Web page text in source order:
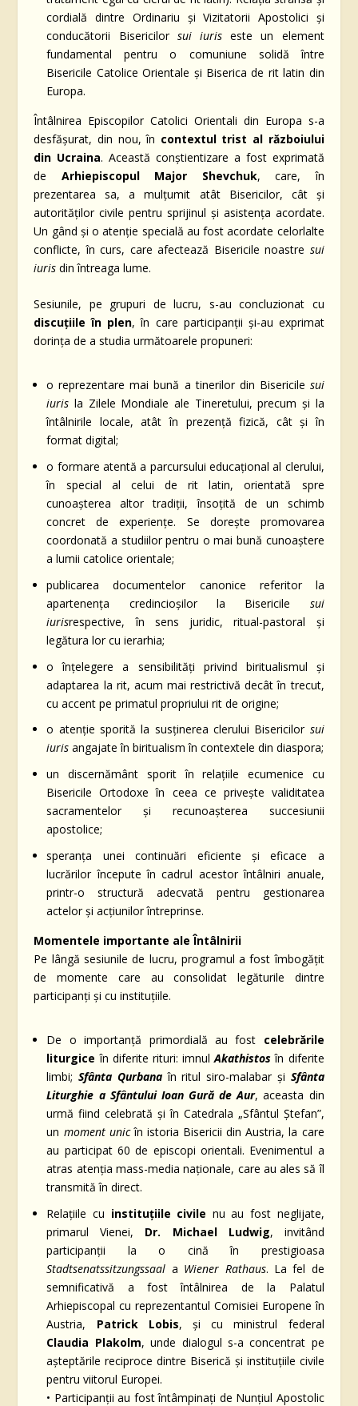
cordială dintre Ordinariu și Vizitatorii Apostolici și
conducătorii Bisericilor sui iuris este un element
fundamental pentru o comuniune solidă între
Bisericile Catolice Orientale și Biserica de rit latin din
Europa.
Întâlnirea Episcopilor Catolici Orientali din Europa s-a
desfășurat, din nou, în contextul trist al războiului
din Ucraina. Această conștientizare a fost exprimată
de Arhiepiscopul Major Shevchuk, care, în
prezentarea sa, a mulțumit atât Bisericilor, cât și
autorităților civile pentru sprijinul și asistența acordate.
Un gând și o atenție specială au fost acordate celorlalte
conflicte, în curs, care afectează Bisericile noastre sui
iuris din întreaga lume.
Sesiunile, pe grupuri de lucru, s-au concluzionat cu
discuțiile în plen, în care participanții și-au exprimat
dorința de a studia următoarele propuneri:
o reprezentare mai bună a tinerilor din Bisericile sui
iuris la Zilele Mondiale ale Tineretului, precum și la
întâlnirile locale, atât în prezență fizică, cât și în
format digital;
o formare atentă a parcursului educațional al clerului,
în special al celui de rit latin, orientată spre
cunoașterea altor tradiții, însoțită de un schimb
concret de experiențe. Se dorește promovarea
coordonată a studiilor pentru o mai bună cunoaștere
a lumii catolice orientale;
publicarea documentelor canonice referitor la
apartenența credincioșilor la Bisericile sui
iurisrespective, în sens juridic, ritual-pastoral și
legătura lor cu ierarhia;
o înțelegere a sensibilități privind biritualismul și
adaptarea la rit, acum mai restrictivă decât în trecut,
cu accent pe primatul propriului rit de origine;
o atenție sporită la susținerea clerului Bisericilor sui
iuris angajate în biritualism în contextele din diaspora;
un discernământ sporit în relațiile ecumenice cu
Bisericile Ortodoxe în ceea ce privește validitatea
sacramentelor și recunoașterea succesiunii
apostolice;
speranța unei continuări eficiente și eficace a
lucrărilor începute în cadrul acestor întâlniri anuale,
printr-o structură adecvată pentru gestionarea
actelor și acțiunilor întreprinse.
Momentele importante ale Întâlnirii
Pe lângă sesiunile de lucru, programul a fost îmbogățit
de momente care au consolidat legăturile dintre
participanți și cu instituțiile.
De o importanță primordială au fost celebrările
liturgice în diferite rituri: imnulAkathistosîn diferite
limbi;Sfânta Qurbanaîn ritul siro-malabar și Sfânta
Liturghie a Sfântului Ioan Gură de Aur, aceasta din
urmă fiind celebrată și în Catedrala „Sfântul Ștefan”,
un moment unicîn istoria Bisericii din Austria, la care
au participat 60 de episcopi orientali. Evenimentul a
atras atenția mass-media naționale, care au ales să îl
transmită în direct.
Relațiile cu instituțiile civile nu au fost neglijate,
primarul Vienei, Dr. Michael Ludwig, invitând
participanții la o cină în prestigioasa
Stadtsenatssitzungssaal a Wiener Rathaus. La fel de
semnificativă a fost întâlnirea de la Palatul
Arhiepiscopal cu reprezentantul Comisiei Europene în
Austria, Patrick Lobis, și cu ministrul federal
Claudia Plakolm, unde dialogul s-a concentrat pe
așteptările reciproce dintre Biserică și instituțiile civile
pentru viitorul Europei.
• Participanții au fost întâmpinați de Nunțiul Apostolic